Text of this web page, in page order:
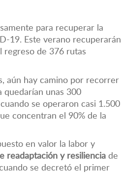
para recuperar la
19. Este verano recuperarán
regreso de 376 rutas
aún hay camino por recorrer
quedarían unas 300
se operaron casi 1.500
concentran el 90% de la
en valor la labor y
readaptación y resiliencia de
se decretó el primer